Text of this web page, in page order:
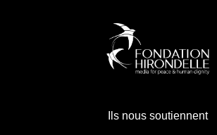
Ils nous soutiennent